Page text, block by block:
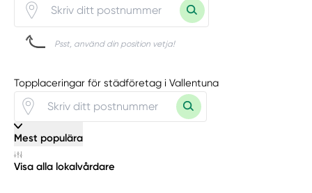
Psst, använd din position vetja!
Topplaceringar för städföretag i Vallentuna
Mest populära
Visa alla lokalvårdare